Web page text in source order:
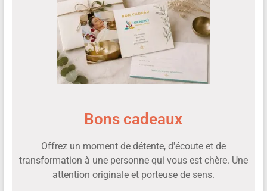
Bons cadeaux
Offrez un moment de détente, d'écoute et de
transformation à une personne qui vous est chère. Une
attention originale et porteuse de sens.